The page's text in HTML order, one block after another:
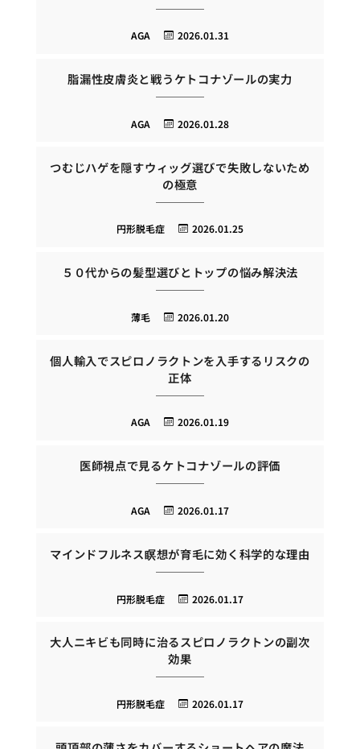
2026.01.31
AGA
脂漏性皮膚炎と戦うケトコナゾールの実力
2026.01.28
AGA
つむじハゲを隠すウィッグ選びで失敗しないため
の極意
2026.01.25
円形脱毛症
５０代からの髪型選びとトップの悩み解決法
2026.01.20
薄毛
個人輸入でスピロノラクトンを入手するリスクの
正体
2026.01.19
AGA
医師視点で見るケトコナゾールの評価
2026.01.17
AGA
マインドフルネス瞑想が育毛に効く科学的な理由
2026.01.17
円形脱毛症
大人ニキビも同時に治るスピロノラクトンの副次
効果
2026.01.17
円形脱毛症